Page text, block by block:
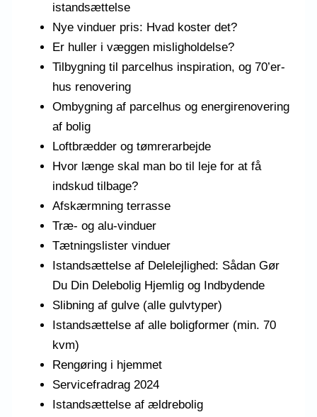
istandsættelse
Nye vinduer pris: Hvad koster det?
Er huller i væggen misligholdelse?
Tilbygning til parcelhus inspiration, og 70’er-
hus renovering
Ombygning af parcelhus og energirenovering
af bolig
Loftbrædder og tømrerarbejde
Hvor længe skal man bo til leje for at få
indskud tilbage?
Afskærmning terrasse
Træ- og alu-vinduer
Tætningslister vinduer
Istandsættelse af Delelejlighed: Sådan Gør
Du Din Delebolig Hjemlig og Indbydende
Slibning af gulve (alle gulvtyper)
Istandsættelse af alle boligformer (min. 70
kvm)
Rengøring i hjemmet
Servicefradrag 2024
Istandsættelse af ældrebolig